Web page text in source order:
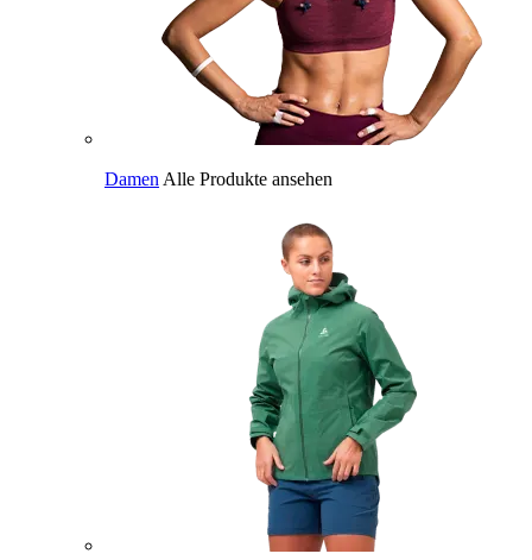
Damen Alle Produkte ansehen